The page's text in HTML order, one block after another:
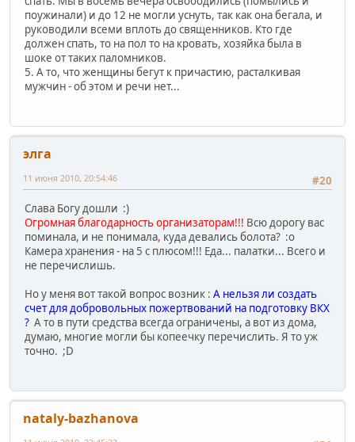
поужинали) и до 12 не могли уснуть, так как она бегала, и
руководили всеми вплоть до священников. Кто где
должен спать, то на пол то на кровать, хозяйка была в
шоке от таких паломников.
5. А то, что женщины бегут к причастию, расталкивая
мужчин - об этом и речи нет...
элга
#20
11 июня 2010, 20:54:46
Слава Богу дошли :)
Огромная благодарность организаторам!!! Всю дорогу вас
поминала, и не понимала, куда девались болота? :o
Камера хранения - на 5 с плюсом!!! Еда... палатки... Всего и
не перечислишь.
Но у меня вот такой вопрос возник : А нельзя ли создать
счет для добровольных пожертвований на подготовку ВКХ
? А то в пути средства всегда ограничены, а вот из дома,
думаю, многие могли бы копеечку перечислить. Я то уж
точно. ;D
nataly-bazhanova